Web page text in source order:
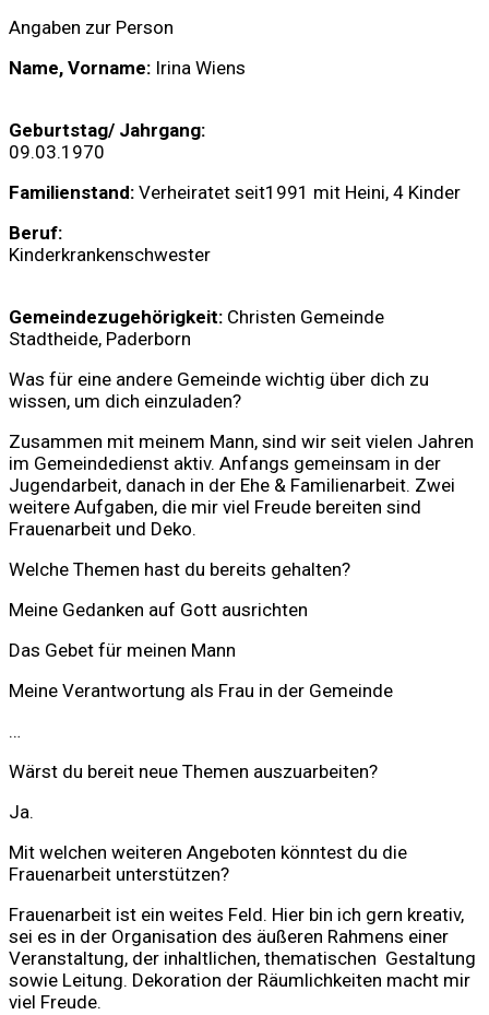
Angaben zur Person
Name, Vorname: Irina Wiens
Geburtstag/ Jahrgang:
09.03.1970
Familienstand: Verheiratet seit1991 mit Heini, 4 Kinder
Beruf:
Kinderkrankenschwester
Gemeindezugehörigkeit: Christen Gemeinde
Stadtheide, Paderborn
Was für eine andere Gemeinde wichtig über dich zu
wissen, um dich einzuladen?
Zusammen mit meinem Mann, sind wir seit vielen Jahren
im Gemeindedienst aktiv. Anfangs gemeinsam in der
Jugendarbeit, danach in der Ehe & Familienarbeit. Zwei
weitere Aufgaben, die mir viel Freude bereiten sind
Frauenarbeit und Deko.
Welche Themen hast du bereits gehalten?
Meine Gedanken auf Gott ausrichten
Das Gebet für meinen Mann
Meine Verantwortung als Frau in der Gemeinde
…
Wärst du bereit neue Themen auszuarbeiten?
Ja.
Mit welchen weiteren Angeboten könntest du die
Frauenarbeit unterstützen?
Frauenarbeit ist ein weites Feld. Hier bin ich gern kreativ,
sei es in der Organisation des äußeren Rahmens einer
Veranstaltung, der inhaltlichen, thematischen Gestaltung
sowie Leitung. Dekoration der Räumlichkeiten macht mir
viel Freude.